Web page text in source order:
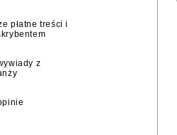
płatne treści i
z